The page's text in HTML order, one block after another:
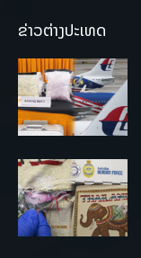
ຂ່າວຕ່າງປະເທດ